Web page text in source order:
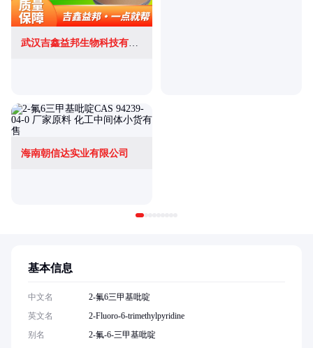
武汉吉鑫益邦生物科技有限公司
海南朝信达实业有限公司
基本信息
中文名
2-氟6三甲基吡啶
英文名
2-Fluoro-6-trimethylpyridine
别名
2-氟-6-三甲基吡啶